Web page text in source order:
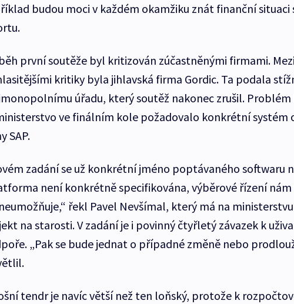
budou moci v každém okamžiku znát finanční situaci
první soutěže byl kritizován zúčastněnými firmami. Mezi
kritiky byla jihlavská firma Gordic. Ta podala
úřadu, který soutěž nakonec zrušil.
ve finálním kole požadovalo konkrétní systém
SAP.
zadání se už konkrétní jméno poptávaného softwaru
není konkrétně specifikována, výběrové řízení
řekl Pavel Nevšímal, který má na
na starosti. V zadání je i povinný čtyřletý závazek k
„Pak se bude jednat o případné změně nebo
tendr je navíc větší než ten loňský, protože k